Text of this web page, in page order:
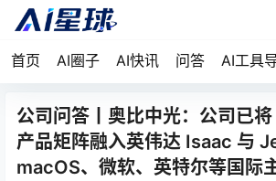
首页 AI圈子 AI快讯 问答 AI工具
公司问答丨奥比中光：公司已
产品矩阵融入英伟达 Isaac 与
macOS、微软、英特尔等国际